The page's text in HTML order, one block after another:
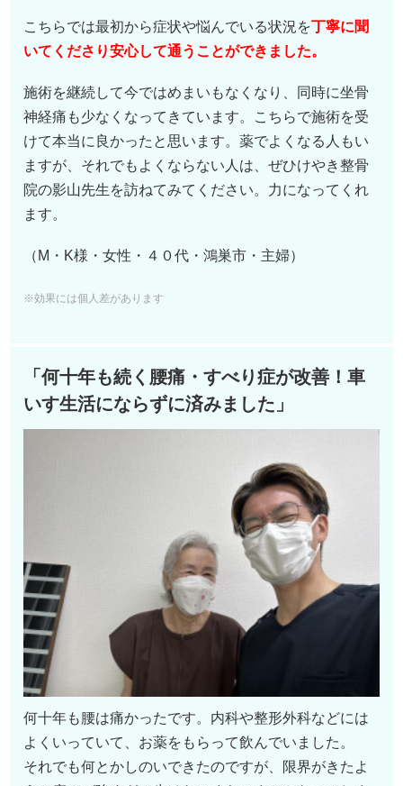
こちらでは最初から症状や悩んでいる状況を丁寧に聞
いてくださり安心して通うことができました。
施術を継続して今ではめまいもなくなり、同時に坐骨
神経痛も少なくなってきています。こちらで施術を受
けて本当に良かったと思います。薬でよくなる人もい
ますが、それでもよくならない人は、ぜひけやき整骨
院の影山先生を訪ねてみてください。力になってくれ
ます。
（M・K様・女性・４０代・鴻巣市・主婦）
※効果には個人差があります
「何十年も続く腰痛・すべり症が改善！車
いす生活にならずに済みました」
何十年も腰は痛かったです。内科や整形外科などには
よくいっていて、お薬をもらって飲んでいました。
それでも何とかしのいできたのですが、限界がきたよ